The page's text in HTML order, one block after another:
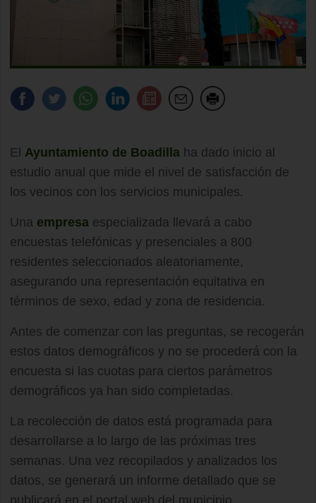
El Ayuntamiento de Boadilla ha dado inicio al
estudio anual que mide el nivel de satisfacción de
los vecinos con los servicios municipales.
Una empresa especializada llevará a cabo
encuestas telefónicas y presenciales a 800
residentes seleccionados aleatoriamente,
asegurando una representación equitativa en
términos de sexo, edad y zona de residencia.
Antes de comenzar con las preguntas, se recogerán
estos datos demográficos y no se procederá con la
encuesta si las cuotas para ciertos parámetros
demográficos ya han sido completadas.
La recolección de datos está programada para
desarrollarse a lo largo de las próximas tres
semanas. Una vez recopilados y analizados los
datos, se generará un informe detallado que se